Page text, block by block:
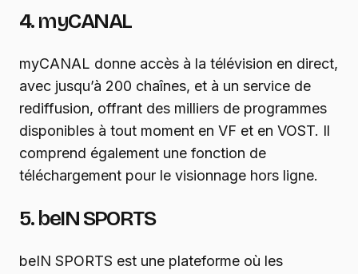
4. myCANAL
myCANAL donne accès à la télévision en direct,
avec jusqu’à 200 chaînes, et à un service de
rediffusion, offrant des milliers de programmes
disponibles à tout moment en VF et en VOST. Il
comprend également une fonction de
téléchargement pour le visionnage hors ligne.
5. beIN SPORTS
beIN SPORTS est une plateforme où les